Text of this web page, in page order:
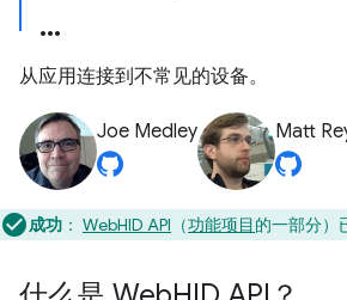
从应用连接到不常见的设备。
Joe Medley Matt
成功 ： WebHID API （功能项目的一部分）